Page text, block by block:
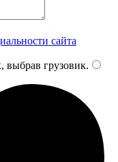
сайта
выбрав грузовик.